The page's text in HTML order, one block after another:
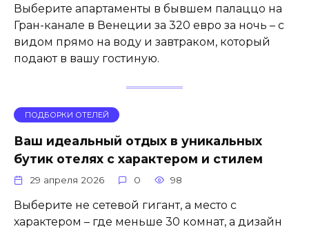
Выберите апартаменты в бывшем палаццо на
Гран-канале в Венеции за 320 евро за ночь – с
видом прямо на воду и завтраком, который
подают в вашу гостиную.
ПОДБОРКИ ОТЕЛЕЙ
Ваш идеальный отдых в уникальных
бутик отелях с характером и стилем
29 апреля 2026 0 98
Выберите не сетевой гигант, а место с
характером – где меньше 30 комнат, а дизайн